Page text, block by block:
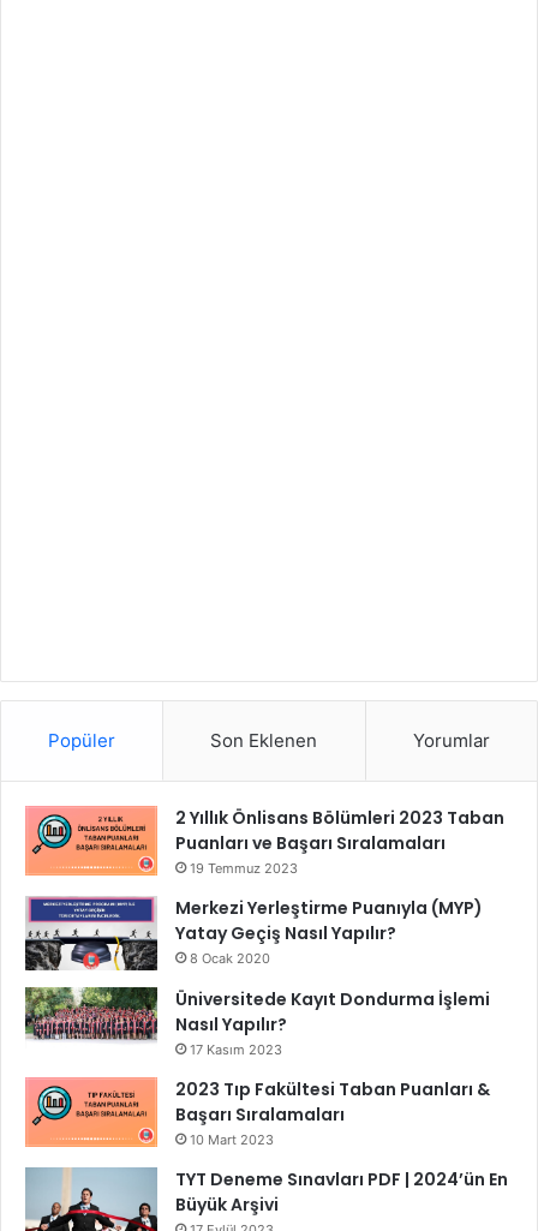
Popüler Son Eklenen Yorumlar
2 Yıllık Önlisans Bölümleri 2023 Taban
Puanları ve Başarı Sıralamaları
19 Temmuz 2023
Merkezi Yerleştirme Puanıyla (MYP)
Yatay Geçiş Nasıl Yapılır?
8 Ocak 2020
Üniversitede Kayıt Dondurma İşlemi
Nasıl Yapılır?
17 Kasım 2023
2023 Tıp Fakültesi Taban Puanları &
Başarı Sıralamaları
10 Mart 2023
TYT Deneme Sınavları PDF | 2024’ün En
Büyük Arşivi